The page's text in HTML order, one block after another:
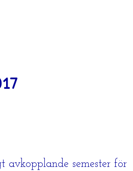
avkopplande semester för